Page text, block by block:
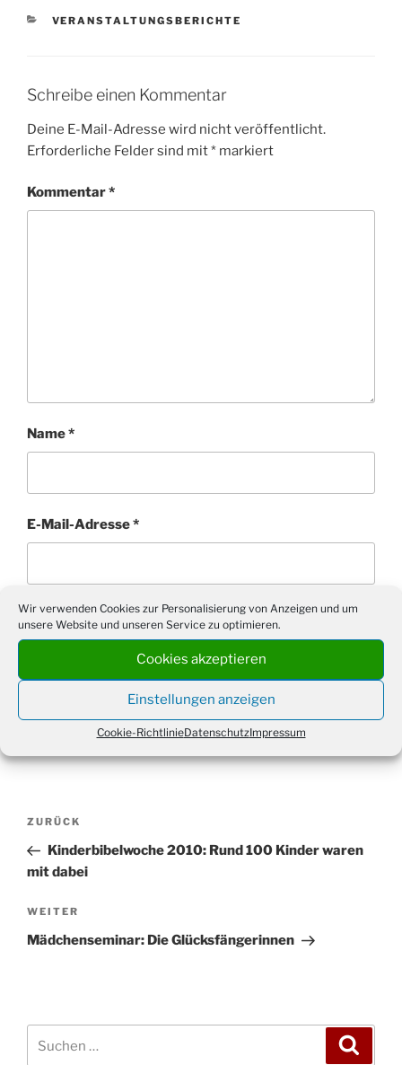
Wir verwenden Cookies zur Personalisierung von Anzeigen und um
unsere Website und unseren Service zu optimieren.
Cookies akzeptieren
Einstellungen anzeigen
Cookie-RichtlinieDatenschutzImpressum
KATEGORIEN
VERANSTALTUNGSBERICHTE
Schreibe einen Kommentar
Deine E-Mail-Adresse wird nicht veröffentlicht.
Erforderliche Felder sind mit* markiert
Kommentar*
Name*
E-Mail-Adresse*
Website
Beitragsnavigation
Vorheriger
Beitrag
ZURÜCK
Kinderbibelwoche 2010: Rund 100 Kinder waren
mit dabei
Nächster
Beitrag
WEITER
Mädchenseminar: Die Glücksfängerinnen